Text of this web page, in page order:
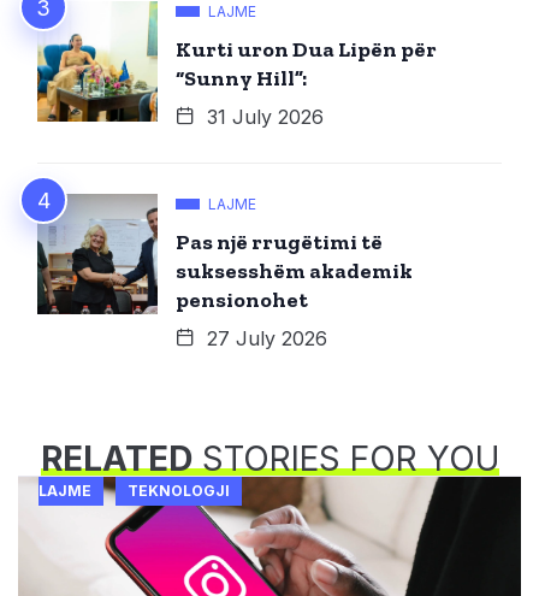
LAJME
Kurti uron Dua Lipën për
“Sunny Hill”:
31 July 2026
LAJME
Pas një rrugëtimi të
suksesshëm akademik
pensionohet
27 July 2026
RELATEDSTORIES FOR YOU
LAJME TEKNOLOGJI